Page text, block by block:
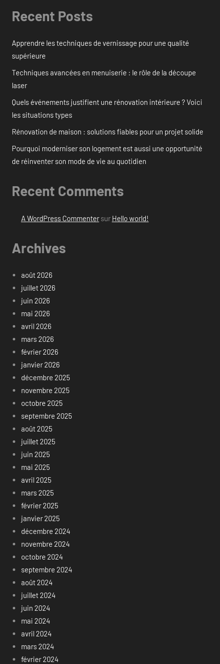
Recent Posts
Apprendre les techniques de vernissage pour une qualité
supérieure
Techniques avancées en menuiserie : le rôle de la découpe
laser
Quels événements justifient une rénovation intérieure ? Voici
les situations types
Rénovation de maison : solutions fiables pour un projet solide
Pourquoi moderniser son logement est aussi une opportunité
de réinventer son mode de vie au quotidien
Recent Comments
A WordPress Commentersur Hello world!
Archives
août 2026
juillet 2026
juin 2026
mai 2026
avril 2026
mars 2026
février 2026
janvier 2026
décembre 2025
novembre 2025
octobre 2025
septembre 2025
août 2025
juillet 2025
juin 2025
mai 2025
avril 2025
mars 2025
février 2025
janvier 2025
décembre 2024
novembre 2024
octobre 2024
septembre 2024
août 2024
juillet 2024
juin 2024
mai 2024
avril 2024
mars 2024
février 2024